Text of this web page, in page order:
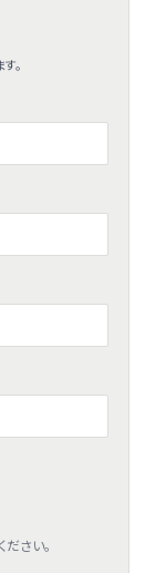
。
ださい。